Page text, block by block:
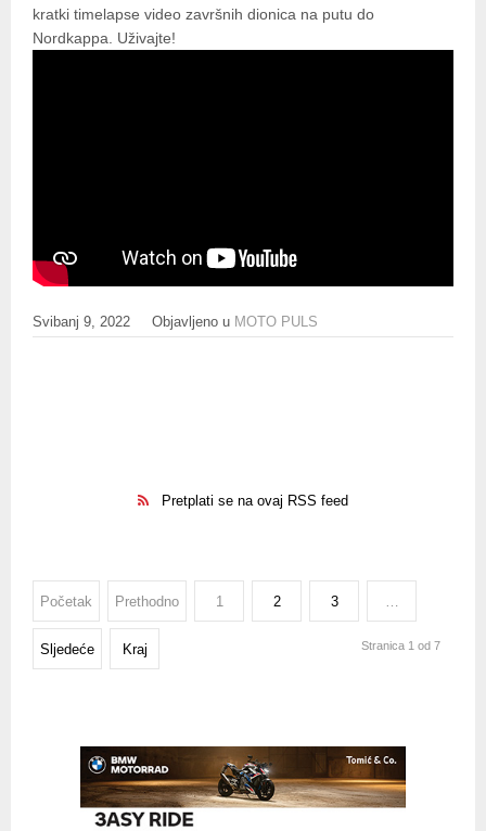
kratki timelapse video završnih dionica na putu do
Nordkappa. Uživajte!
Svibanj 9, 2022 Objavljeno u MOTO PULS
Pretplati se na ovaj RSS feed
Početak Prethodno 1 2 3 …
Sljedeće Kraj Stranica 1 od 7